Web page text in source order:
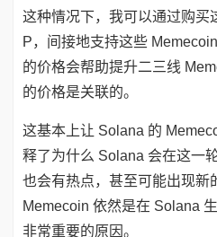
这种情况下，我可以通过购买
P，间接地支持这些
的价格会帮助提升二三线
的价格是关联的。
这基本上让 Solana 的
释了为什么 Solana 会在这一
也会有热点，甚至可能出现新
Memecoin 依然是在 Solana
非常重要的原因。